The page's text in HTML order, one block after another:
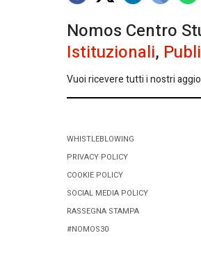
Nomos Centro
Istituzionali,
Vuoi ricevere tutti i nostri
WHISTLEBLOWING
PRIVACY POLICY
COOKIE POLICY
SOCIAL MEDIA POLICY
RASSEGNA STAMPA
#NOMOS30